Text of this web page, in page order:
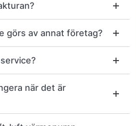
görs av annat företag?
när det är